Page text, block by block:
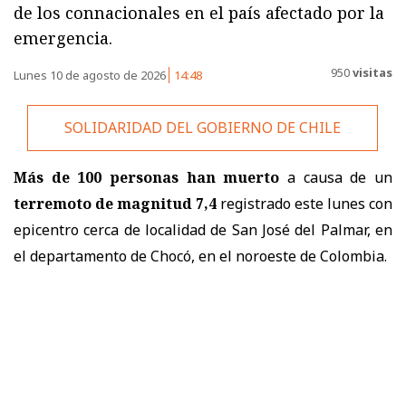
de los connacionales en el país afectado por la
emergencia.
Lunes 10 de agosto de 2026 14:48 950visitas
SOLIDARIDAD DEL GOBIERNO DE CHILE
Más de 100 personas han muerto a causa de un
terremoto de magnitud 7,4 registrado este lunes con
epicentro cerca de localidad de San José del Palmar, en
el departamento de Chocó, en el noroeste de Colombia.